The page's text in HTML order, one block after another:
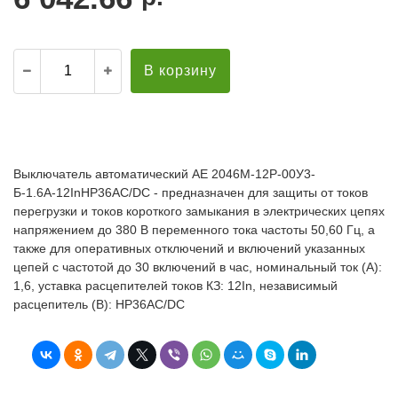
В корзину
Выключатель автоматический АЕ 2046М-12Р-00У3-
Б-1.6А-12InНР36AC/DC - предназначен для защиты от токов
перегрузки и токов короткого замыкания в электрических цепях
напряжением до 380 В переменного тока частоты 50,60 Гц, а
также для оперативных отключений и включений указанных
цепей с частотой до 30 включений в час, номинальный ток (А):
1,6, уставка расцепителей токов КЗ: 12In, независимый
расцепитель (В): НР36AC/DC